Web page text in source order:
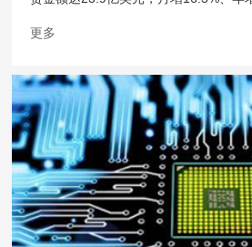
增40%，创历史新高。 创历史新高全
更多